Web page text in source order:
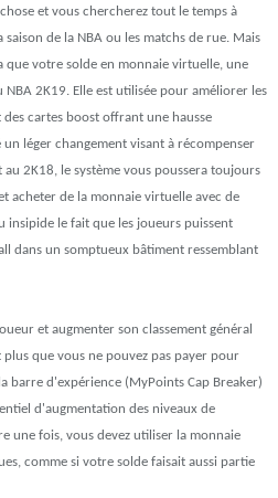
et vous chercherez tout le temps à
de la NBA ou les matchs de rue. Mais
votre solde en monnaie virtuelle, une
2K19. Elle est utilisée pour améliorer les
cartes boost offrant une hausse
léger changement visant à récompenser
2K18, le système vous poussera toujours
acheter de la monnaie virtuelle avec de
insipide le fait que les joueurs puissent
dans un somptueux bâtiment ressemblant
et augmenter son classement général
que vous ne pouvez pas payer pour
barre d'expérience (MyPoints Cap Breaker)
d'augmentation des niveaux de
une fois, vous devez utiliser la monnaie
comme si votre solde faisait aussi partie